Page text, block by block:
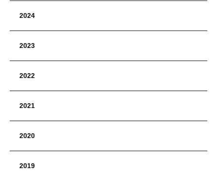
2024
2023
2022
2021
2020
2019